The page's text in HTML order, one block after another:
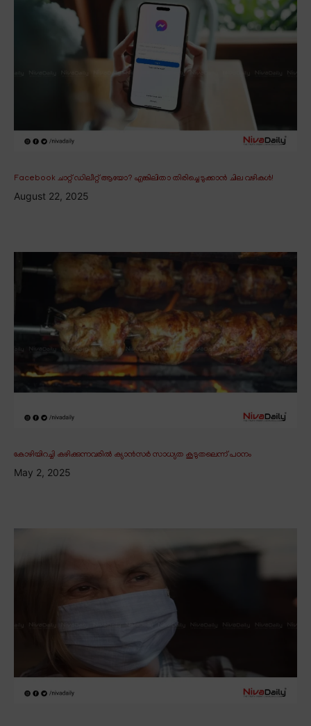
Facebook ചാറ്റ് ഡിലീറ്റ് ആയോ? എങ്കിലിതാ തിരിച്ചെടുക്കാൻ ചില വഴികൾ!
August 22, 2025
കോഴിയിറച്ചി കഴിക്കുന്നവരിൽ ക്യാൻസർ സാധ്യത കൂടുതലെന്ന് പഠനം
May 2, 2025